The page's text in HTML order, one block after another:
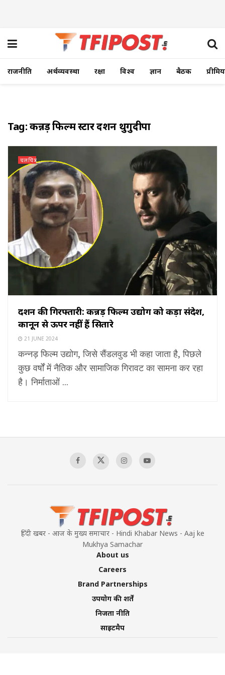
राजनीति अर्थव्यवस्था रक्षा विश्व ज्ञान बैठक
Tag:कन्नड़ फिल्म स्टार दर्शन थुगुदीपा
चलचित्र
दर्शन की गिरफ्तारी: कन्नड़ फिल्म उद्योग को कड़ा संदेश,
कानून से ऊपर नहीं हैं सितारे
21 JUNE 2024
कन्नड़ फिल्म उद्योग, जिसे सैंडलवुड भी कहा जाता है, पिछले
कुछ वर्षों में नैतिक और सामाजिक गिरावट का सामना कर रहा
है। निर्माताओं ...
हिंदी खबर - आज के मुख्य समाचार - Hindi Khabar News - Aaj ke
Mukhya Samachar
About us
Careers
Brand Partnerships
उपयोग की शर्तें
निजता नीति
साइटमैप